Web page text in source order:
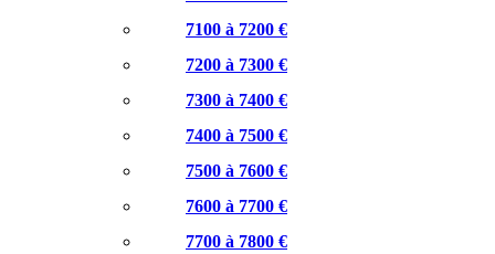
7100 à 7200 €
7200 à 7300 €
7300 à 7400 €
7400 à 7500 €
7500 à 7600 €
7600 à 7700 €
7700 à 7800 €